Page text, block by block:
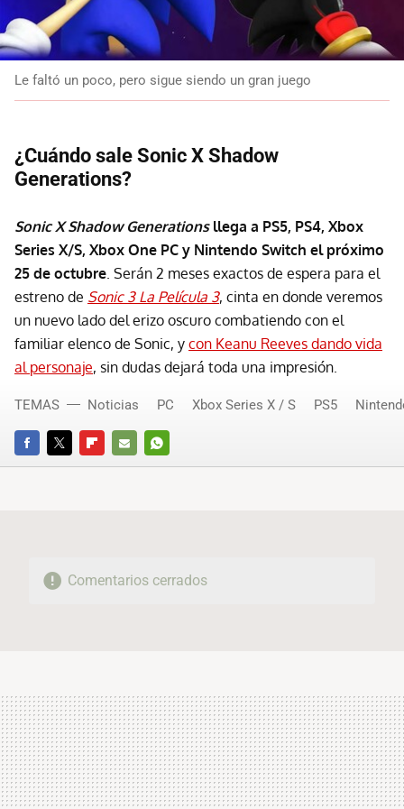
Le faltó un poco, pero sigue siendo un gran juego
¿Cuándo sale Sonic X Shadow
Generations?
Sonic X Shadow Generationsllega a PS5, PS4, Xbox
Series X/S, Xbox One PC y Nintendo Switch el próximo
25 de octubre. Serán 2 meses exactos de espera para el
estreno de Sonic 3 La Película 3, cinta en donde veremos
un nuevo lado del erizo oscuro combatiendo con el
familiar elenco de Sonic, y con Keanu Reeves dando vida
al personaje, sin dudas dejará toda una impresión.
FACEBOOKTWITTERFLIPBOARD
E-
WHATSAPP
TEMAS Noticias PC Xbox Series X / S PS5
Comentarios cerrados